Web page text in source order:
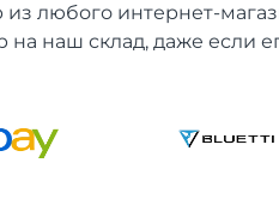
из любого интернет-
на наш склад, даже если